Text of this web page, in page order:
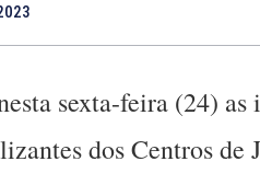
sexta-feira (24) as
dos Centros de